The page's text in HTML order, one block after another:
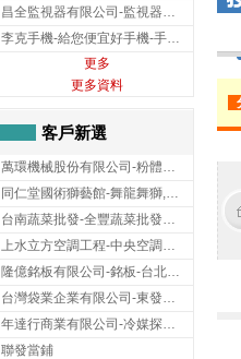
昌全監視器有限公司-監視器安裝,高雄監視器安裝,鳳山區監視器安裝
李克手機-給您便宜好手機-手機收購,屏東手機收購
更多
更多資料
客戶新選
萬環機械股份有限公司-粉體塗裝設備,輸送機,輸送機設備,台南輸送機
同仁堂國術獅藝館-舞龍舞獅,台中舞龍舞獅
台南蔬菜批發-全豐蔬菜批發專送/台南蔬菜箱宅配到府
上水立方空調工程-中央空調規劃,台北中央空調規劃
隆億銘板有限公司-銘板-台北銘板-板橋銘板
台灣袋業企業有限公司-東發企業社/台中太空袋/太空包
年達行商業有限公司-冷媒探漏儀,壓力錶組,真空泵浦,台北冷凍空調材料
聯發當鋪